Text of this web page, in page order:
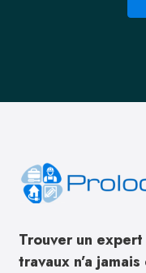
Trouver un
travaux n’a